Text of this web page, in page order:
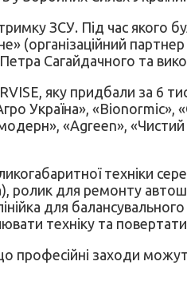
ЗСУ. Під час якого
партнер
Сагайдачного та
яку придбали за 6
Україна», «Bionormic»,
«Agreen»,
техніки
ролик для ремонту
для
техніку та повертати
професійні заходи